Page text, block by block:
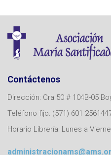
Contáctenos
Dirección: Cra 50 # 104B-05
Teléfono fijo: (571) 601
Horario Librería: Lunes a